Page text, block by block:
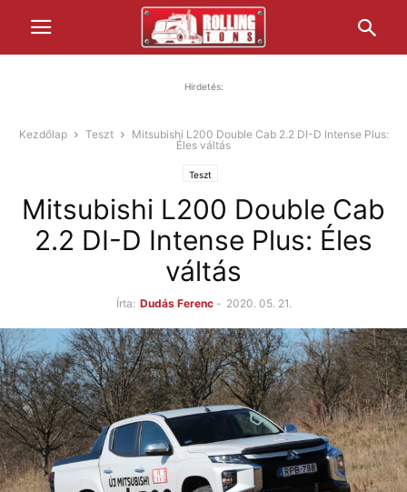
Hirdetés:
Kezdőlap Teszt
Mitsubishi L200 Double Cab 2.2 DI-D Intense Plus:
Éles váltás
Teszt
Mitsubishi L200 Double Cab
2.2 DI-D Intense Plus: Éles
váltás
Írta: Dudás Ferenc - 2020. 05. 21.